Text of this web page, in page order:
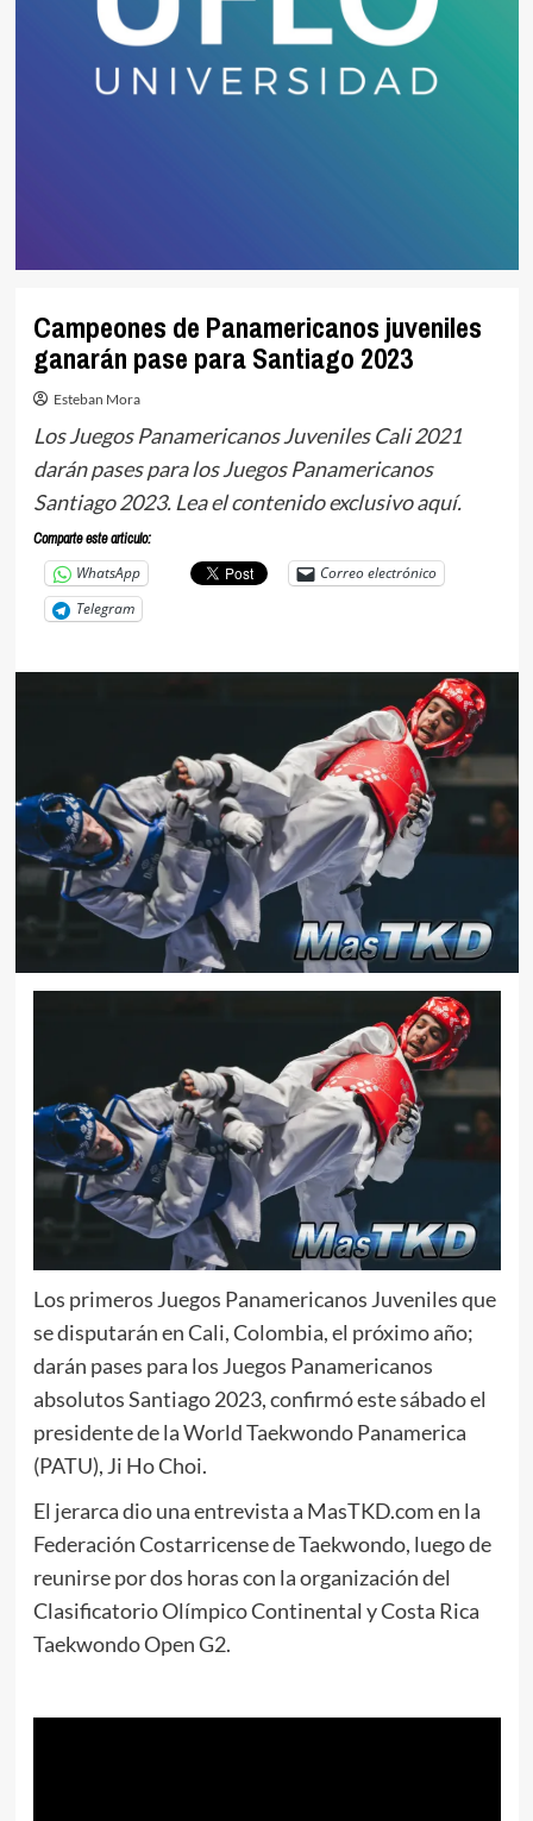
Campeones de Panamericanos juveniles
ganarán pase para Santiago 2023
Esteban Mora
Los Juegos Panamericanos Juveniles Cali 2021
darán pases para los Juegos Panamericanos
Santiago 2023. Lea el contenido exclusivo aquí.
Comparte este articulo:
WhatsApp
Correo electrónico
Telegram
Los primeros Juegos Panamericanos Juveniles que
se disputarán en Cali, Colombia, el próximo año;
darán pases para los Juegos Panamericanos
absolutos Santiago 2023, confirmó este sábado el
presidente de la World Taekwondo Panamerica
(PATU), Ji Ho Choi.
El jerarca dio una entrevista a MasTKD.com en la
Federación Costarricense de Taekwondo, luego de
reunirse por dos horas con la organización del
Clasificatorio Olímpico Continental y Costa Rica
Taekwondo Open G2.